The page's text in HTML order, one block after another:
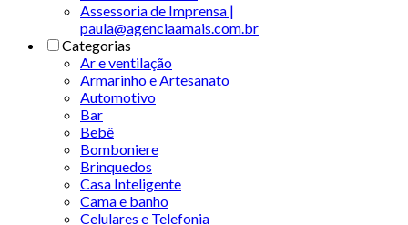
Assessoria de Imprensa |
paula@agenciaamais.com.br
Categorias
Ar e ventilação
Armarinho e Artesanato
Automotivo
Bar
Bebê
Bomboniere
Brinquedos
Casa Inteligente
Cama e banho
Celulares e Telefonia